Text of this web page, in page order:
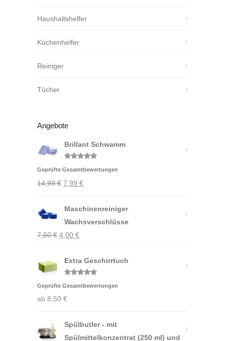
Haushaltshelfer
Küchenhelfer
Reiniger
Tücher
Angebote
Brillant Schwamm
Bewertet
mit5.00
von 5
Geprüfte Gesamtbewertungen
14,99€ Ursprünglicher
war:
14,99 €
7,99 €Aktueller
ist:
7,99 €.
Maschinenreiniger
Wachsverschlüsse
7,50€ Ursprünglicher
war:
7,50 €
4,00 €Aktueller
ist:
4,00 €.
Extra Geschirrtuch
mit5.00
Geprüfte Gesamtbewertungen
ab 8,50 €
Spülbutler - mit
Spülmittelkonzentrat (250 ml) und